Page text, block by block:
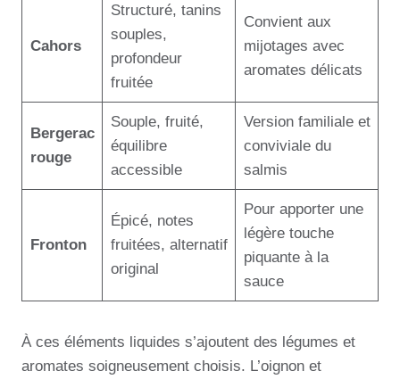
Cahors
Structuré, tanins
souples,
profondeur
fruitée
Convient aux
mijotages avec
aromates délicats
Bergerac
rouge
Souple, fruité,
équilibre
accessible
Version familiale et
conviviale du
salmis
Fronton
Épicé, notes
fruitées, alternatif
original
Pour apporter une
légère touche
piquante à la
sauce
À ces éléments liquides s’ajoutent des légumes et
aromates soigneusement choisis. L’oignon et